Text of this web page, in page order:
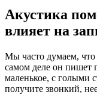
Акустика
влияет на
Мы часто думаем,
самом деле он пишет
маленькое, с голыми
получите звонкий,